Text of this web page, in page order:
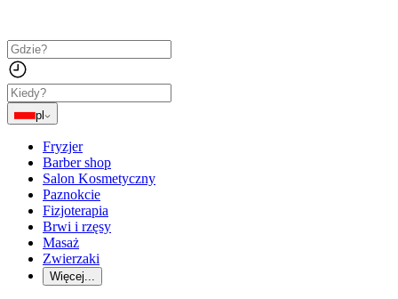
pl
Fryzjer
Barber shop
Salon Kosmetyczny
Paznokcie
Fizjoterapia
Brwi i rzęsy
Masaż
Zwierzaki
Więcej...